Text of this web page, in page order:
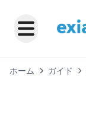
ホーム ガイド